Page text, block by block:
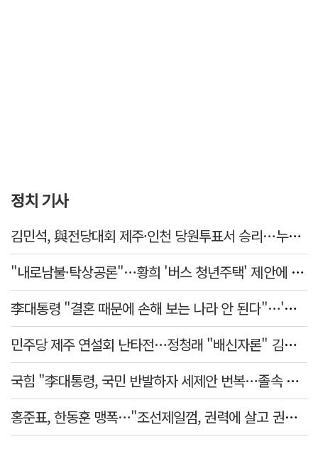
정치 기사
김민석, 與전당대회 제주·인천 당원투표서 승리…누적 득표는 '초박빙'
"내로남불·탁상공론"…황희 '버스 청년주택' 제안에 與 내부서도 쓴소리
李대통령 "결혼 때문에 손해 보는 나라 안 된다"…'결혼 페널티' 22개 손본다
민주당 제주 연설회 난타전…정청래 "배신자론" 김민석 "관리 무능"
국힘 "李대통령, 국민 반발하자 세제안 번복…졸속 국정 즉각 중단"
홍준표, 한동훈 맹폭…"조선제일껌, 권력에 살고 권력에 죽었다"